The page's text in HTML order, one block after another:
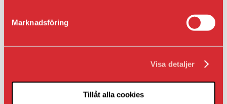
Marknadsföring
Visa detaljer
Tillåt alla cookies
Stadsdelen ligger ungefär 6 km norr om centrala
Ersboda hittar du bland annat motionsslingor,
frisörer, Folkets hus, närbutik, gatukök och äldrevård
på flera olika språk.